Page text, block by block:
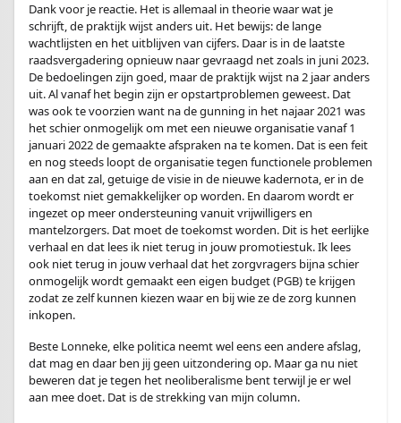
Dank voor je reactie. Het is allemaal in theorie waar wat je
schrijft, de praktijk wijst anders uit. Het bewijs: de lange
wachtlijsten en het uitblijven van cijfers. Daar is in de laatste
raadsvergadering opnieuw naar gevraagd net zoals in juni 2023.
De bedoelingen zijn goed, maar de praktijk wijst na 2 jaar anders
uit. Al vanaf het begin zijn er opstartproblemen geweest. Dat
was ook te voorzien want na de gunning in het najaar 2021 was
het schier onmogelijk om met een nieuwe organisatie vanaf 1
januari 2022 de gemaakte afspraken na te komen. Dat is een feit
en nog steeds loopt de organisatie tegen functionele problemen
aan en dat zal, getuige de visie in de nieuwe kadernota, er in de
toekomst niet gemakkelijker op worden. En daarom wordt er
ingezet op meer ondersteuning vanuit vrijwilligers en
mantelzorgers. Dat moet de toekomst worden. Dit is het eerlijke
verhaal en dat lees ik niet terug in jouw promotiestuk. Ik lees
ook niet terug in jouw verhaal dat het zorgvragers bijna schier
onmogelijk wordt gemaakt een eigen budget (PGB) te krijgen
zodat ze zelf kunnen kiezen waar en bij wie ze de zorg kunnen
inkopen.
Beste Lonneke, elke politica neemt wel eens een andere afslag,
dat mag en daar ben jij geen uitzondering op. Maar ga nu niet
beweren dat je tegen het neoliberalisme bent terwijl je er wel
aan mee doet. Dat is de strekking van mijn column.